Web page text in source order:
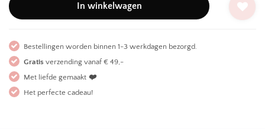
In winkelwagen
Bestellingen worden binnen 1-3 werkdagen bezorgd.
Gratis verzending vanaf € 49,-
Met liefde gemaakt ❤️
Het perfecte cadeau!